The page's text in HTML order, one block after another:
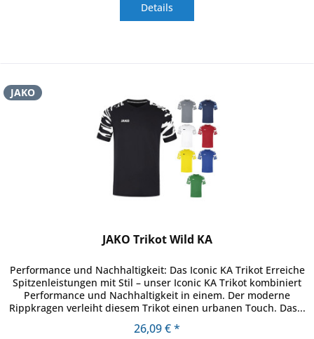
Details
JAKO
JAKO Trikot Wild KA
Performance und Nachhaltigkeit: Das Iconic KA Trikot Erreiche
Spitzenleistungen mit Stil – unser Iconic KA Trikot kombiniert
Performance und Nachhaltigkeit in einem. Der moderne
Rippkragen verleiht diesem Trikot einen urbanen Touch. Das...
26,09 € *